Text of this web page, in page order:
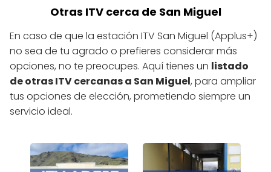
Otras ITV cerca de San Miguel
En caso de que la estación ITV San Miguel (Applus+)
no sea de tu agrado o prefieres considerar más
opciones, no te preocupes. Aquí tienes un listado
de otras ITV cercanas a San Miguel, para ampliar
tus opciones de elección, prometiendo siempre un
servicio ideal.